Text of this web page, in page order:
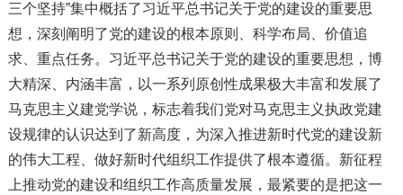
三个坚持”集中概括了习近平总书记关于党的建设的重要思
想，深刻阐明了党的建设的根本原则、科学布局、价值追
求、重点任务。习近平总书记关于党的建设的重要思想，博
大精深、内涵丰富，以一系列原创性成果极大丰富和发展了
马克思主义建党学说，标志着我们党对马克思主义执政党建
设规律的认识达到了新高度，为深入推进新时代党的建设新
的伟大工程、做好新时代组织工作提供了根本遵循。新征程
上推动党的建设和组织工作高质量发展，最紧要的是把这一